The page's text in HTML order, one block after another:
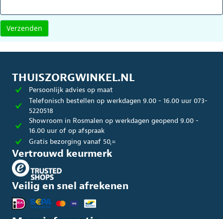
THUISZORGWINKEL.NL
Persoonlijk advies op maat
Telefonisch bestellen op werkdagen 9.00 - 16.00 uur 073-
5220518
Showroom in Rosmalen op werkdagen geopend 9.00 -
16.00 uur of op afspraak
Gratis bezorging vanaf 50,=
Vertrouwd keurmerk
Veilig en snel afrekenen